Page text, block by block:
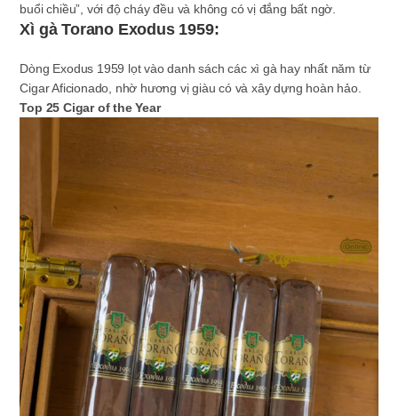
buổi chiều”, với độ cháy đều và không có vị đắng bất ngờ.
Xì gà Torano Exodus 1959:
Dòng Exodus 1959 lọt vào danh sách các xì gà hay nhất năm từ
Cigar Aficionado, nhờ hương vị giàu có và xây dựng hoàn hảo.
Top 25 Cigar of the Year